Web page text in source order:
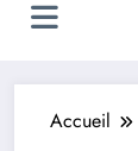
Accueil